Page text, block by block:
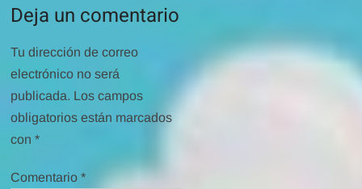
Deja un comentario
Tu dirección de correo
electrónico no será
publicada. Los campos
obligatorios están marcados
con*
Comentario*